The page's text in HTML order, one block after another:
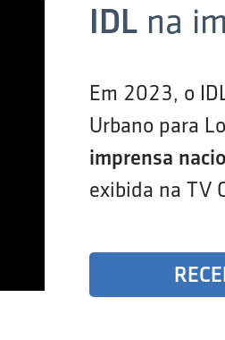
IDL na
Em 2023, o
Urbano para
imprensa
exibida na TV